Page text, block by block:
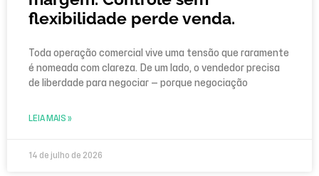
flexibilidade perde venda.
Toda operação comercial vive uma tensão que raramente
é nomeada com clareza. De um lado, o vendedor precisa
de liberdade para negociar — porque negociação
LEIA MAIS »
14 de julho de 2026